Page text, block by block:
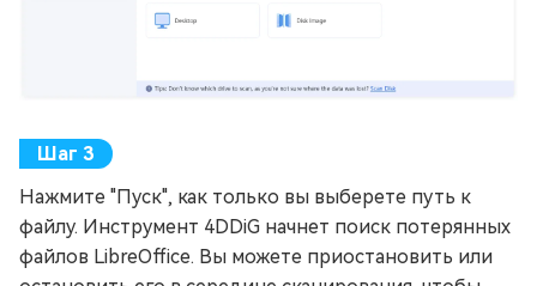
Нажмите "Пуск", как только вы выберете путь к
файлу. Инструмент 4DDiG начнет поиск потерянных
файлов LibreOffice. Вы можете приостановить или